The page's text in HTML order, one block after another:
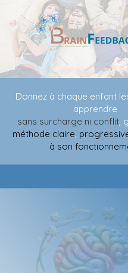
Donnez à chaque enfant
apprendre
sans surcharge ni conflit,
méthode claire,
à son